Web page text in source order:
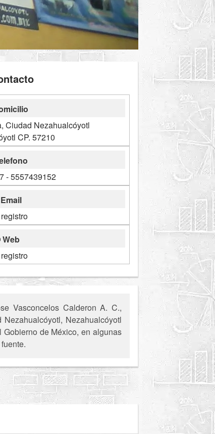
Ciudad Nezahualcóyotl
CP. 57210
- 5557439152
Web
Vasconcelos Calderon A. C.,
Nezahualcóyotl
de México, en algunas